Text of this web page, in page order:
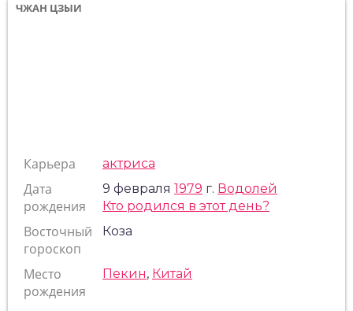
ЧЖАН ЦЗЫИ
Карьера актриса
Дата
рождения
9 февраля 1979 г. Водолей
Кто родился в этот день?
Восточный
гороскоп
Коза
Место
рождения
Пекин, Китай